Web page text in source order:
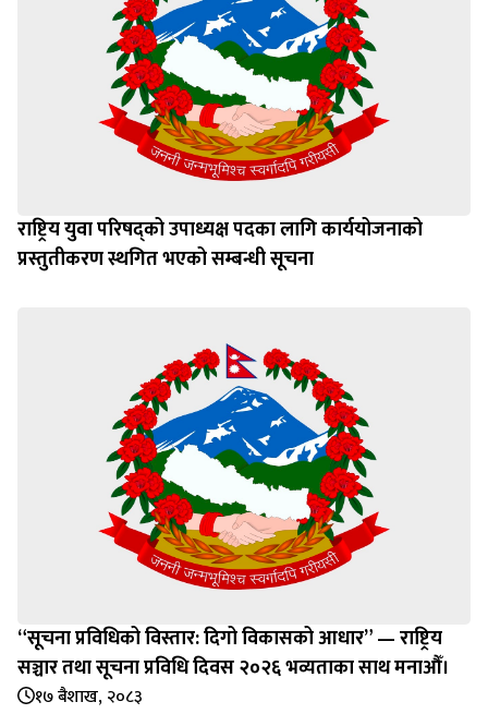
राष्ट्रिय युवा परिषद्को उपाध्यक्ष पदका लागि कार्ययोजनाको
प्रस्तुतीकरण स्थगित भएको सम्बन्धी सूचना
“सूचना प्रविधिको विस्तार: दिगो विकासको आधार” — राष्ट्रिय
सञ्चार तथा सूचना प्रविधि दिवस २०२६ भव्यताका साथ मनाऔँ।
१७ बैशाख, २०८३